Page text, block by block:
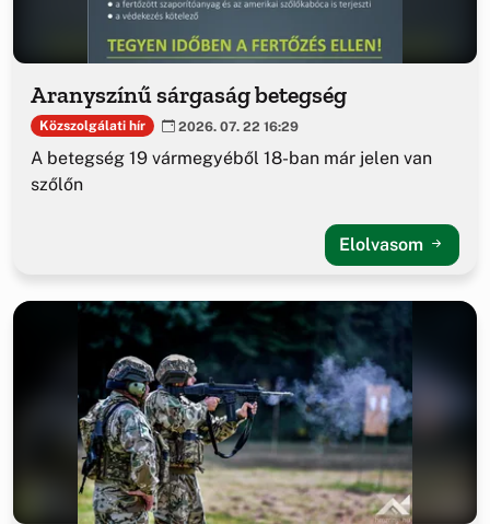
Aranyszínű sárgaság betegség
Közszolgálati hír 2026. 07. 22 16:29
A betegség 19 vármegyéből 18-ban már jelen van
szőlőn
Elolvasom